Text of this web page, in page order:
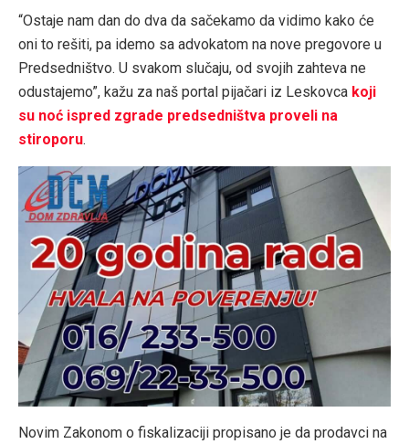
“Ostaje nam dan do dva da sačekamo da vidimo kako će
oni to rešiti, pa idemo sa advokatom na nove pregovore u
Predsedništvo. U svakom slučaju, od svojih zahteva ne
odustajemo”, kažu za naš portal pijačari iz Leskovca koji
su noć ispred zgrade predsedništva proveli na
stiroporu.
Novim Zakonom o fiskalizaciji propisano je da prodavci na